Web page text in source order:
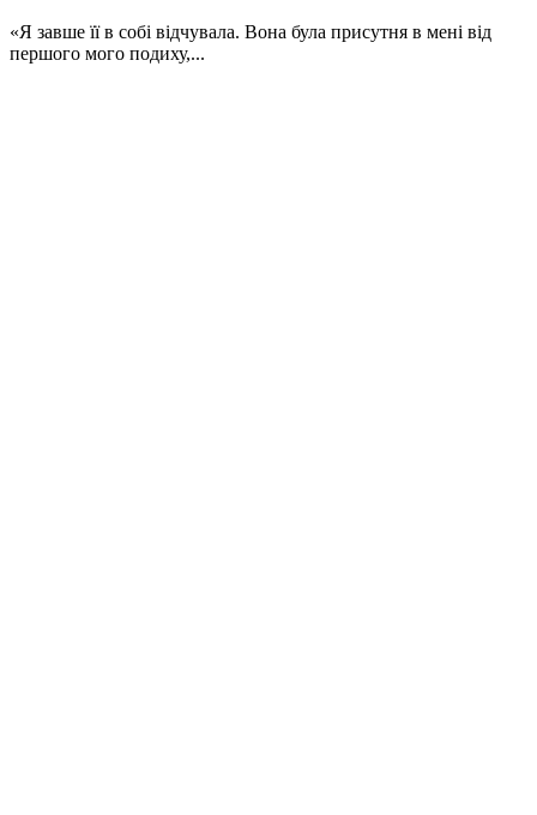
«Я завше її в собі відчувала. Вона була присутня в мені від
першого мого подиху,...